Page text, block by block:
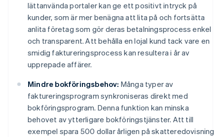
lättanvända portaler kan ge ett positivt intryck på
kunder, som är mer benägna att lita på och fortsätta
anlita företag som gör deras betalningsprocess enkel
och transparent. Att behålla en lojal kund tack vare en
smidig faktureringsprocess kan resultera i år av
upprepade affärer.
Mindre bokföringsbehov: Många typer av
faktureringsprogram synkroniseras direkt med
bokföringsprogram. Denna funktion kan minska
behovet av ytterligare bokföringstjänster. Att till
exempel spara 500 dollar årligen på skatteredovisning